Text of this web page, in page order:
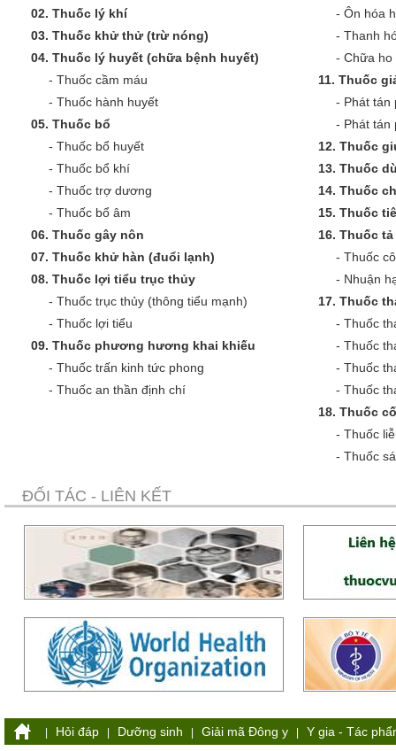
02. Thuốc lý khí
03. Thuốc khử thử (trừ nóng)
04. Thuốc lý huyết (chữa bệnh huyết)
- Thuốc cầm máu
- Thuốc hành huyết
05. Thuốc bổ
- Thuốc bổ huyết
- Thuốc bổ khí
- Thuốc trợ dương
- Thuốc bổ âm
06. Thuốc gây nôn
07. Thuốc khử hàn (đuổi lạnh)
08. Thuốc lợi tiểu trục thủy
- Thuốc trục thủy (thông tiểu mạnh)
- Thuốc lợi tiểu
09. Thuốc phương hương khai khiếu
- Thuốc trấn kinh tức phong
- Thuốc an thần định chí
- Ôn hóa
- Thanh
- Chữa ho
11. Thuốc
- Phát tán
- Phát tán
12. Thuốc
13. Thuốc
14. Thuốc
15. Thuốc
16. Thuốc
- Thuốc
- Nhuận
17. Thuốc
- Thuốc
- Thuốc
- Thuốc
- Thuốc
18. Thuốc
- Thuốc
- Thuốc
ĐỐI TÁC - LIÊN KẾT
Hỏi đáp Dưỡng sinh Giải mã Đông y Y gia - Tác